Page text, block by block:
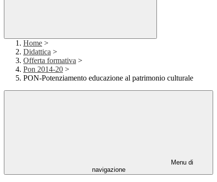
Home >
Didattica >
Offerta formativa >
Pon 2014-20 >
PON-Potenziamento educazione al patrimonio culturale
Menu di
navigazione